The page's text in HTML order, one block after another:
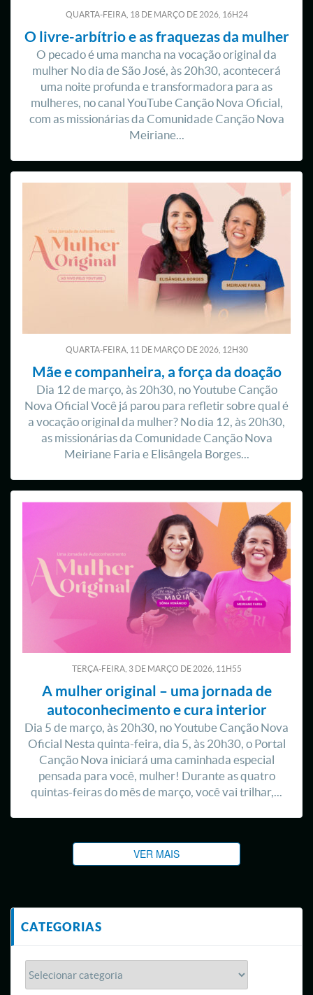
QUARTA-FEIRA, 18DEMARÇO DE2026, 16H24
O livre-arbítrio e as fraquezas da mulher
O pecado é uma mancha na vocação original da
mulher No dia de São José, às 20h30, acontecerá
uma noite profunda e transformadora para as
mulheres, no canal YouTube Canção Nova Oficial,
com as missionárias da Comunidade Canção Nova
Meiriane...
QUARTA-FEIRA, 11 DEMARÇO DE2026, 12H30
Mãe e companheira, a força da doação
Dia 12 de março, às 20h30, no Youtube Canção
Nova Oficial Você já parou para refletir sobre qual é
a vocação original da mulher? No dia 12, às 20h30,
as missionárias da Comunidade Canção Nova
Meiriane Faria e Elisângela Borges...
TERÇA-FEIRA, 3DEMARÇO DE2026, 11H55
A mulher original – uma jornada de
autoconhecimento e cura interior
Dia 5 de março, às 20h30, no Youtube Canção Nova
Oficial Nesta quinta-feira, dia 5, às 20h30, o Portal
Canção Nova iniciará uma caminhada especial
pensada para você, mulher! Durante as quatro
quintas-feiras do mês de março, você vai trilhar,...
VER MAIS
CATEGORIAS